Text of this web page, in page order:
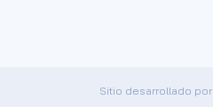
Sitio desarrollado por